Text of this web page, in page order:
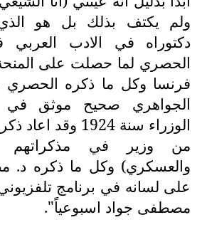
ولم يكتف بذلك بل هو
دكتوراه في الادب العربي
الحصري لما حصلت على
فرنسا وكل ما ذكره
الجواهري صحيح موثق
الوزراء سنة 1924
من وزير في مذكراتهم
والعسكري) وكل ما ذكره د.
على لسانه في برنامج
مصطفى جواد اسبوعياً".